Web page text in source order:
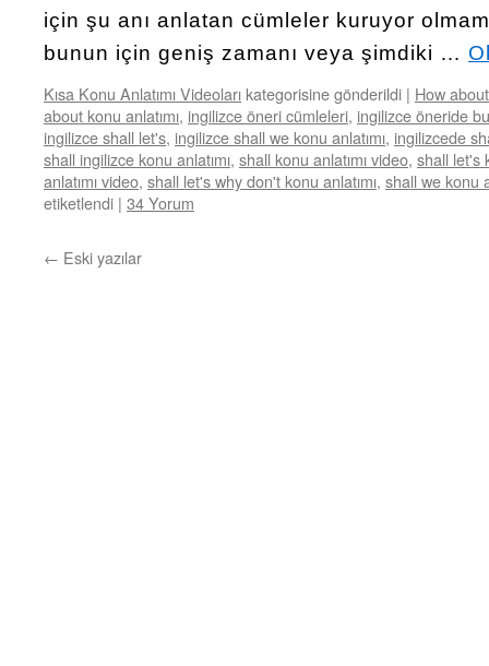
için şu anı anlatan cümleler kuruyor
bunun için geniş zamanı veya şimdiki …
Kısa Konu Anlatımı Videoları kategorisine gönderildi | How
about konu anlatımı, ingilizce öneri cümleleri, ingilizce öneride
ingilizce shall let's, ingilizce shall we konu anlatımı, ingilizcede
shall ingilizce konu anlatımı, shall konu anlatımı video, shall let's
anlatımı video, shall let's why don't konu anlatımı, shall we konu
etiketlendi | 34 Yorum
← Eski yazılar